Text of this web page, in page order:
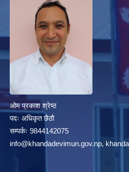
ओम प्रकाश श्रेष्ठ
पदः अधिकृत छैठौ
सम्पर्कः 9844142075
info@khandadevimun.gov.np,